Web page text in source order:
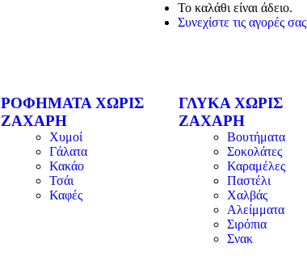
Το καλάθι είναι άδειο.
Συνεχίστε τις αγορές σας
ΡΟΦΗΜΑΤΑ ΧΩΡΙΣ
ΖΑΧΑΡΗ
Χυμοί
Γάλατα
Κακάο
Τσάι
Καφές
ΓΛΥΚΑ ΧΩΡΙΣ
ΖΑΧΑΡΗ
Βουτήματα
Σοκολάτες
Καραμέλες
Παστέλι
Χαλβάς
Αλείμματα
Σιρόπια
Σνακ